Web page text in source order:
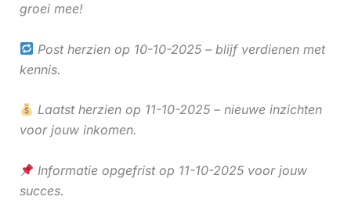
groei mee!
Post herzien op 10-10-2025 – blijf verdienen met
kennis.
Laatst herzien op 11-10-2025 – nieuwe inzichten
voor jouw inkomen.
Informatie opgefrist op 11-10-2025 voor jouw
succes.